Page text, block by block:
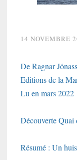
14 NOVEMBRE
De Ragnar
Editions de la
Lu en mars 2022
Découverte Quai
Résumé : Un